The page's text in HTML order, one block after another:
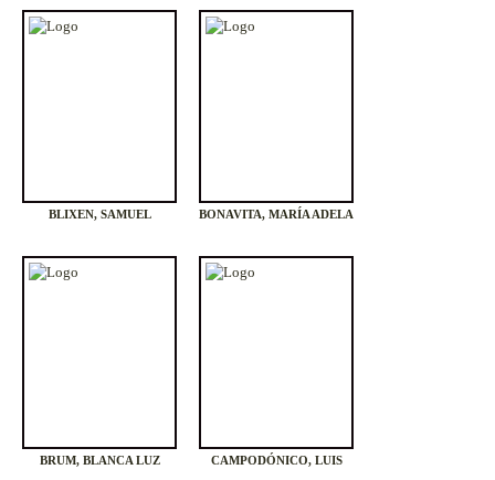
BLIXEN, SAMUEL BONAVITA, MARÍA ADELA
BRUM, BLANCA LUZ CAMPODÓNICO, LUIS